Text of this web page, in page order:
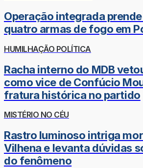
Operação integrada
quatro armas de fogo em
HUMILHAÇÃO POLÍTICA
Racha interno do MDB
como vice de Confúcio
fratura histórica no partido
MISTÉRIO NO CÉU
Rastro luminoso intriga
Vilhena e levanta dúvidas
do fenômeno